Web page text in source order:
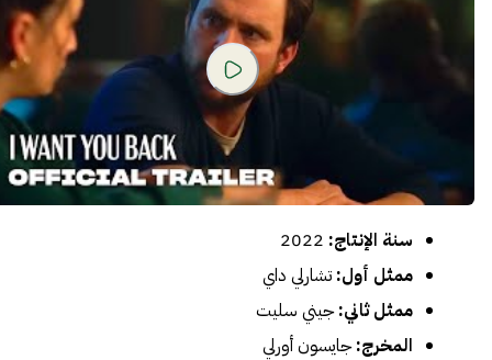
سنة الإنتاج:
ممثل أول: تشارلي داي
ممثل ثاني:جيني سليت
المخرج:جايسون أورلي